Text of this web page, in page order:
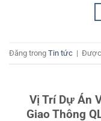
Đăng trong Tin tức | Được
Vị Trí Dự Án
Giao Thông